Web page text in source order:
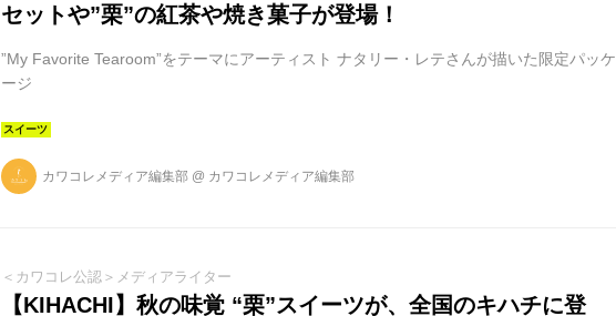
セットや”栗”の紅茶や焼き菓子が登場！
”My Favorite Tearoom”をテーマにアーティスト ナタリー・レテさんが描いた限定パッケ
ージ
カワコレメディア編集部 @ カワコレメディア編集部
＜カワコレ公認＞メディアライター
【KIHACHI】秋の味覚 “栗”スイーツが、全国のキハチに登